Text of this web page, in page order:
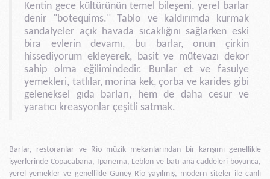
Kentin gece kültürünün temel bileşeni, yerel barlar
denir "botequims." Tablo ve kaldırımda kurmak
sandalyeler açık havada sıcaklığını sağlarken eski
bira evlerin devamı, bu barlar, onun çirkin
hissediyorum ekleyerek, basit ve mütevazı dekor
sahip olma eğilimindedir. Bunlar et ve fasulye
yemekleri, tatlılar, morina kek, çorba ve karides gibi
geleneksel gıda barları, hem de daha cesur ve
yaratıcı kreasyonlar çeşitli satmak.
Barlar, restoranlar ve Rio müzik mekanlarından bir karışımı genellikle
işyerlerinde Copacabana, Ipanema, Leblon ve batı ana caddeleri boyunca,
yerel yemekler ve genellikle Güney Rio yayılmış, modern siteler ile canlı